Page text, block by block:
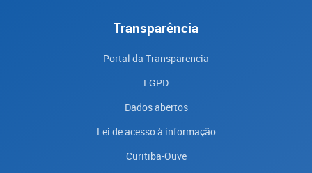
Transparência
Portal da Transparencia
LGPD
Dados abertos
Lei de acesso à informação
Curitiba-Ouve